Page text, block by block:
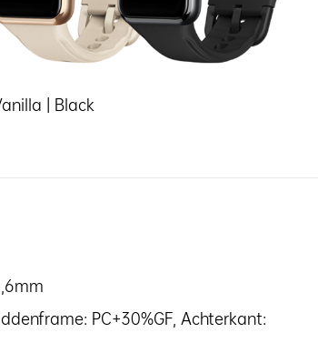
| Black
PC+30%GF, Achterkant: